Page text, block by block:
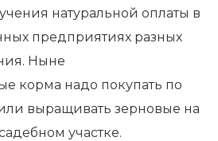
натуральной оплаты в
предприятиях разных
Ныне
корма надо покупать по
выращивать зерновые на
участке.